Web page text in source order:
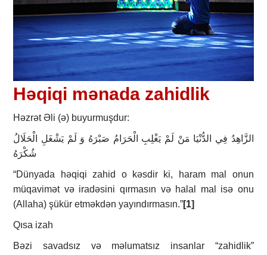
Həqiqi mənada zahidlik
Həzrət Əli (ə) buyurmuşdur:
الزَّاهِدُ فِي الدُّنْيَا مَنْ لَمْ يَغْلِبِ الْحَرَامُ صَبْرَهُ وَ لَمْ يَشْغَلِ الْحَلَالُ
شُكْرَهُ
“Dünyada həqiqi zahid o kəsdir ki, haram mal onun
müqavimət və iradəsini qırmasın və halal mal isə onu
(Allaha) şükür etməkdən yayındırmasın.”[1]
Qısa izah
Bəzi savadsız və məlumatsız insanlar “zahidlik”